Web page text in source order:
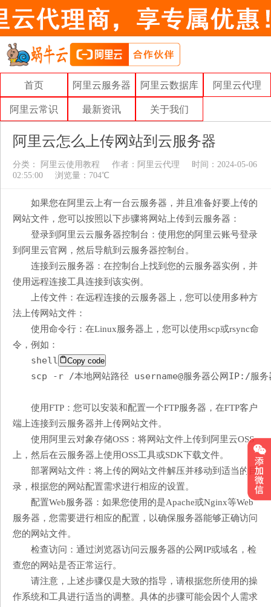
首页 阿里云服务器 阿里云数据库 阿里云代理
阿里云常识 最新资讯 关于我们
阿里云怎么上传网站到云服务器
分类： 阿里云使用教程 作者： 阿里云代理
时间：2024-05-06
02:55:00
浏览量：704℃
如果您在阿里云上有一台云服务器，并且准备好要上传的
网站文件，您可以按照以下步骤将网站上传到云服务器：
登录到阿里云云服务器控制台：使用您的阿里云账号登录
到阿里云官网，然后导航到云服务器控制台。
连接到云服务器：在控制台上找到您的云服务器实例，并
使用远程连接工具连接到该实例。
上传文件：在远程连接的云服务器上，您可以使用多种方
法上传网站文件：
使用命令行：在Linux服务器上，您可以使用scp或rsync命
令，例如：
shell Copy code
scp -r /本地网站路径 username@服务器公网IP:/服务
使用FTP：您可以安装和配置一个FTP服务器，在FTP客户
端上连接到云服务器并上传网站文件。
使用阿里云对象存储OSS：将网站文件上传到阿里云OSS
上，然后在云服务器上使用OSS工具或SDK下载文件。
部署网站文件：将上传的网站文件解压并移动到适当的目
录，根据您的网站配置需求进行相应的设置。
配置Web服务器：如果您使用的是Apache或Nginx等Web
服务器，您需要进行相应的配置，以确保服务器能够正确访问
您的网站文件。
检查访问：通过浏览器访问云服务器的公网IP或域名，检
查您的网站是否正常运行。
请注意，上述步骤仅是大致的指导，请根据您所使用的操
作系统和工具进行适当的调整。具体的步骤可能会因个人需求